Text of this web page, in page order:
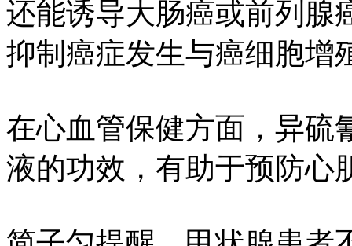
还能诱导大肠癌或前列腺
抑制癌症发生与癌细胞增
在心血管保健方面，异硫
液的功效，有助于预防心